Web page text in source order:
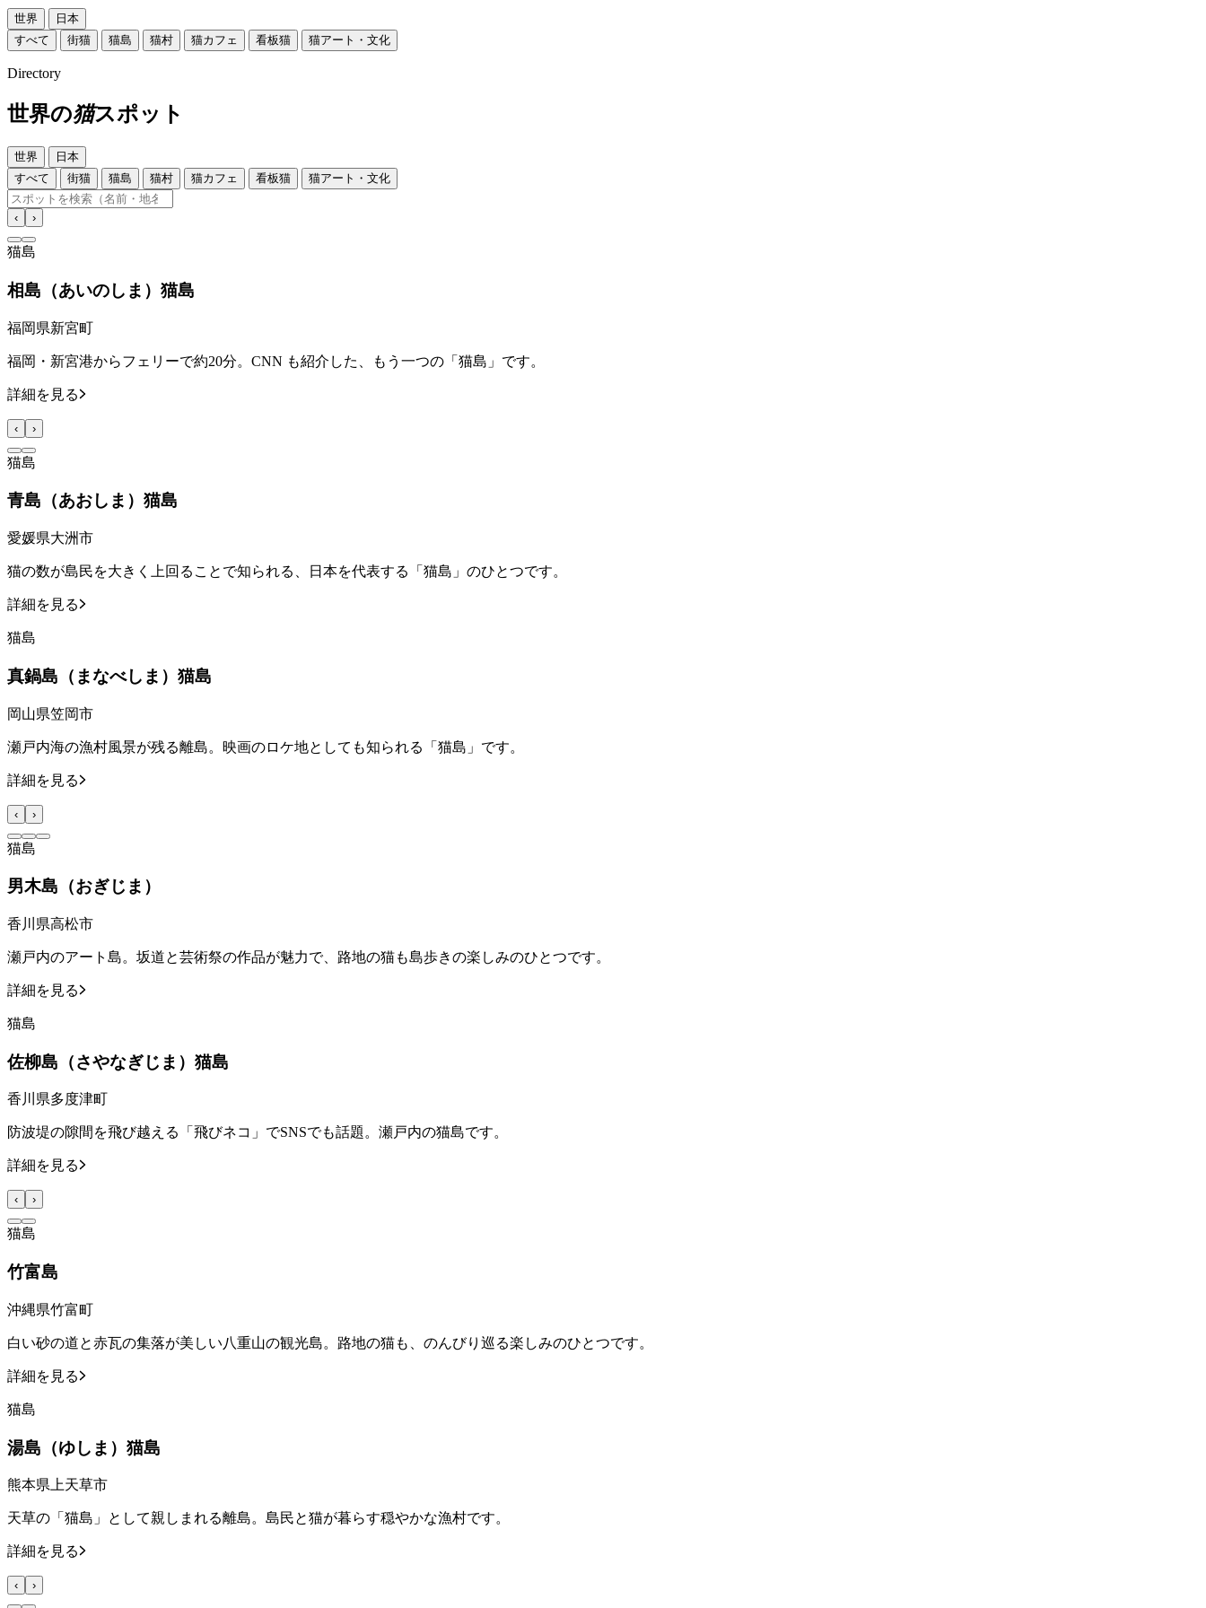
世界
日本
すべて
街猫 猫島 猫村 猫カフェ 看板猫 猫アート・文化
Directory
世界の猫スポット
世界
日本
すべて
街猫 猫島 猫村 猫カフェ 看板猫 猫アート・文化
‹ ›
猫島
相島（あいのしま）猫島
福岡県新宮町
福岡・新宮港からフェリーで約20分。CNN も紹介した、もう一つの「猫島」です。
詳細を見る
‹ ›
猫島
青島（あおしま）猫島
愛媛県大洲市
猫の数が島民を大きく上回ることで知られる、日本を代表する「猫島」のひとつです。
詳細を見る
猫島
真鍋島（まなべしま）猫島
岡山県笠岡市
瀬戸内海の漁村風景が残る離島。映画のロケ地としても知られる「猫島」です。
詳細を見る
‹ ›
猫島
男木島（おぎじま）
香川県高松市
瀬戸内のアート島。坂道と芸術祭の作品が魅力で、路地の猫も島歩きの楽しみのひとつです。
詳細を見る
猫島
佐柳島（さやなぎじま）猫島
香川県多度津町
防波堤の隙間を飛び越える「飛びネコ」でSNSでも話題。瀬戸内の猫島です。
詳細を見る
‹ ›
猫島
竹富島
沖縄県竹富町
白い砂の道と赤瓦の集落が美しい八重山の観光島。路地の猫も、のんびり巡る楽しみのひとつです。
詳細を見る
猫島
湯島（ゆしま）猫島
熊本県上天草市
天草の「猫島」として親しまれる離島。島民と猫が暮らす穏やかな漁村です。
詳細を見る
‹ ›